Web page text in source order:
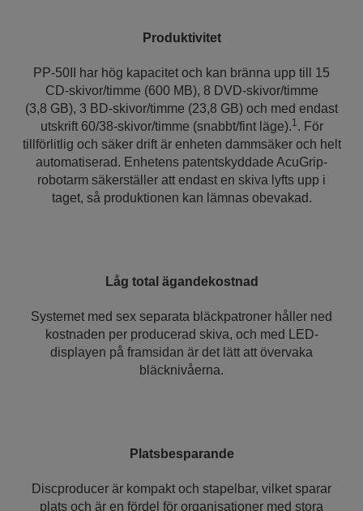
Produktivitet
PP-50II har hög kapacitet och kan bränna upp till 15
CD-skivor/timme (600 MB), 8 DVD-skivor/timme
(3,8 GB), 3 BD-skivor/timme (23,8 GB) och med endast
utskrift 60/38-skivor/timme (snabbt/fint läge).1. För
tillförlitlig och säker drift är enheten dammsäker och helt
automatiserad. Enhetens patentskyddade AcuGrip-
robotarm säkerställer att endast en skiva lyfts upp i
taget, så produktionen kan lämnas obevakad.
Låg total ägandekostnad
Systemet med sex separata bläckpatroner håller ned
kostnaden per producerad skiva, och med LED-
displayen på framsidan är det lätt att övervaka
bläcknivåerna.
Platsbesparande
Discproducer är kompakt och stapelbar, vilket sparar
plats och är en fördel för organisationer med stora